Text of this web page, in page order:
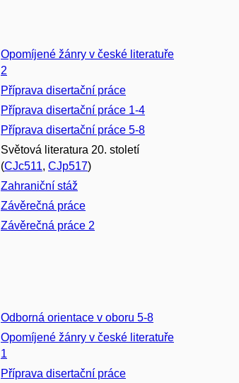
Opomíjené žánry v české literatuře
2
Příprava disertační práce
Příprava disertační práce 1-4
Příprava disertační práce 5-8
Světová literatura 20. století
(CJc511, CJp517)
Zahraniční stáž
Závěrečná práce
Závěrečná práce 2
Odborná orientace v oboru 5-8
Opomíjené žánry v české literatuře
1
Příprava disertační práce